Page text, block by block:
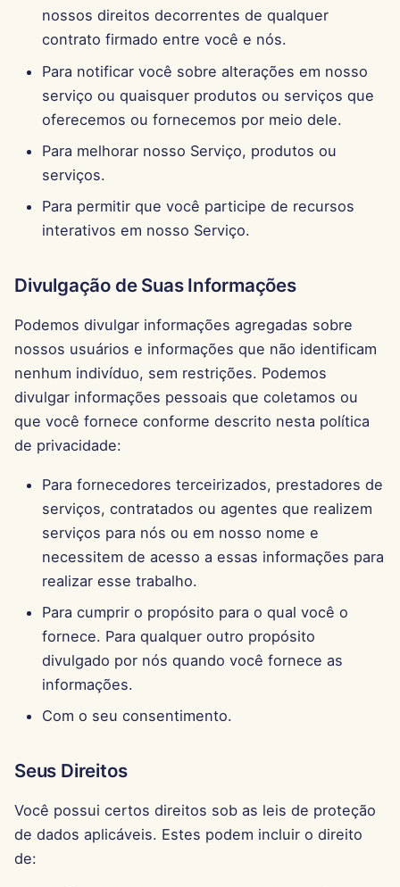
11 de Abril de 2025
28 de Março de 2025
14 de Março de 2025
7 de Março de 2025
21 de Fevereiro de 2025
14 de Fevereiro de 2025
7 de Fevereiro de 2025
31 de Janeiro de 2025
24 de Janeiro de 2025
17 de Janeiro de 2025
10 de Janeiro de 2025
3 de Janeiro de 2025
27 de Dezembro de 2024
20 de Dezembro de 2024
29 de Novembro de 2024
nossos direitos decorrentes de qualquer
contrato firmado entre você e nós.
Para notificar você sobre alterações em nosso
serviço ou quaisquer produtos ou serviços que
oferecemos ou fornecemos por meio dele.
Para melhorar nosso Serviço, produtos ou
serviços.
Para permitir que você participe de recursos
interativos em nosso Serviço.
Divulgação de Suas Informações
Podemos divulgar informações agregadas sobre
nossos usuários e informações que não identificam
nenhum indivíduo, sem restrições. Podemos
divulgar informações pessoais que coletamos ou
que você fornece conforme descrito nesta política
de privacidade:
Para fornecedores terceirizados, prestadores de
serviços, contratados ou agentes que realizem
serviços para nós ou em nosso nome e
necessitem de acesso a essas informações para
realizar esse trabalho.
Para cumprir o propósito para o qual você o
fornece. Para qualquer outro propósito
divulgado por nós quando você fornece as
informações.
Com o seu consentimento.
Seus Direitos
Você possui certos direitos sob as leis de proteção
de dados aplicáveis. Estes podem incluir o direito
de: